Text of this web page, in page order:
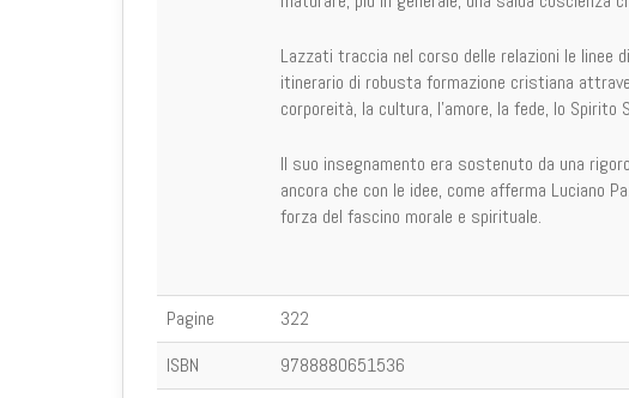
Lazzati traccia nel corso delle relazioni le
itinerario di robusta formazione cristiana
corporeità, la cultura, l'amore, la fede, lo Spirito
Il suo insegnamento era sostenuto da una
ancora che con le idee, come afferma Luciano
forza del fascino morale e spirituale.
Pagine
322
ISBN
9788880651536